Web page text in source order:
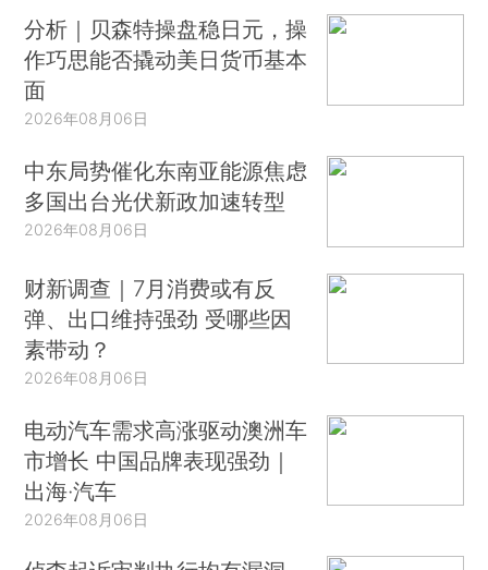
分析｜贝森特操盘稳日元，操
作巧思能否撬动美日货币基本
面
2026年08月06日
中东局势催化东南亚能源焦虑
多国出台光伏新政加速转型
2026年08月06日
财新调查｜7月消费或有反
弹、出口维持强劲 受哪些因
素带动？
2026年08月06日
电动汽车需求高涨驱动澳洲车
市增长 中国品牌表现强劲｜
出海·汽车
2026年08月06日